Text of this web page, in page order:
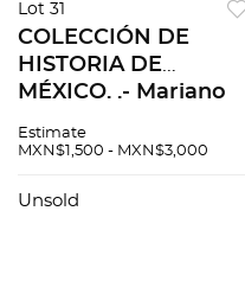
Lot 31
COLECCIÓN DE
HISTORIA DE
MÉXICO. .- Mariano
la Nación Mexicana.
tipográficos
Estimate
MXN$1,500 - MXN$3,000
Unsold